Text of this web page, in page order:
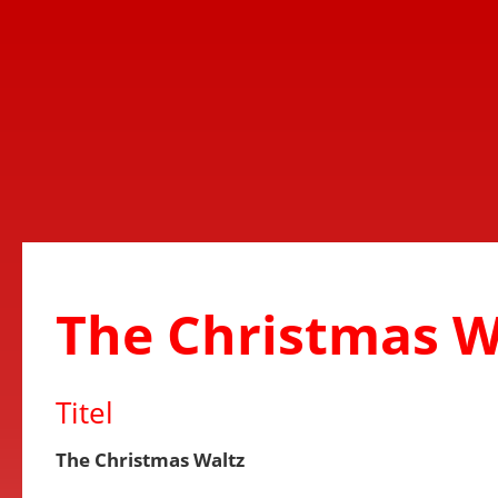
The Christmas
Titel
The Christmas Waltz